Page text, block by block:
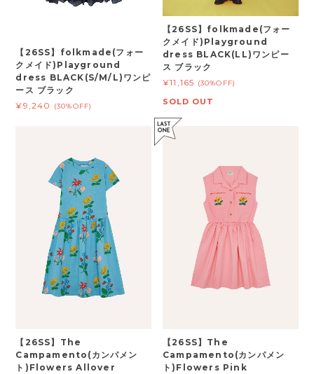
【26SS】folkmade(フォー
クメイド)Playground
dress BLACK(S/M/L)ワンピ
ース ブラック
¥9,240
(30%OFF)
【26SS】folkmade(フォー
クメイド)Playground
dress BLACK(LL)ワンピー
ス ブラック
¥11,165 (30%OFF)
SOLD OUT
【26SS】The
Campamento(カンパメン
ト)Flowers Allover
【26SS】The
Campamento(カンパメン
ト)Flowers Pink